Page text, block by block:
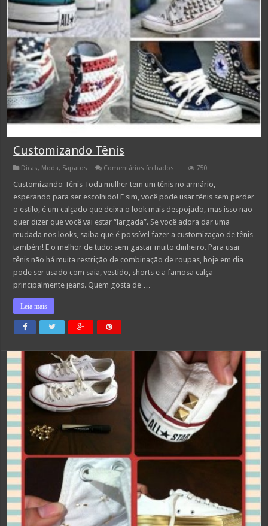
Customizando Tênis
Dicas, Moda, Sapatos Comentários fechados
Tênis
750
Customizando Tênis Toda mulher tem um tênis no armário,
esperando para ser escolhido! E sim, você pode usar tênis sem perder
o estilo, é um calçado que deixa o look mais despojado, mas isso não
quer dizer que você vai estar “largada”. Se você adora dar uma
mudada nos looks, saiba que é possível fazer a customização de tênis
também! E o melhor de tudo: sem gastar muito dinheiro. Para usar
tênis não há muita restrição de combinação de roupas, hoje em dia
pode ser usado com saia, vestido, shorts e a famosa calça –
principalmente jeans. Quem gosta de …
Leia mais